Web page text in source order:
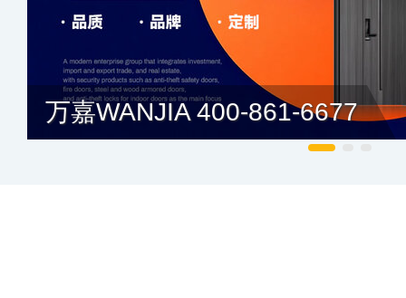
万嘉WANJIA 400-861-6677